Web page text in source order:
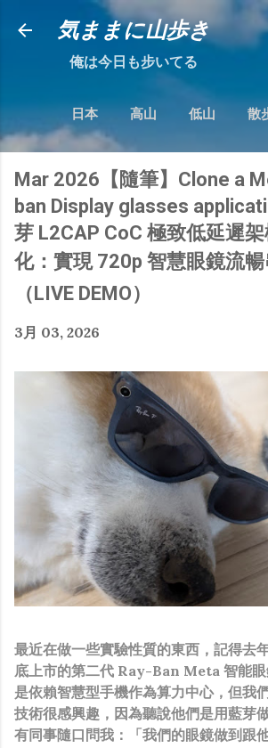
跳到主要內容
気ままに山歩き
俺は今日も步いてる
日本 高山 低山 散
Mar 2026【隨筆】Clone a
ban Display glasses
芽 L2CAP CoC 極致低延遲
化：實現 720p 智慧眼鏡流
（LIVE DEMO）
3月 03, 2026
最近在做一些實驗性質的東西，記得去
底上市的第二代 Ray-Ban Meta 智能
是依賴智慧型手機作為算力中心，但我
技術很感興趣，因為聽說他們是用藍芽
有同事隨口問我：「我們的眼鏡做到跟